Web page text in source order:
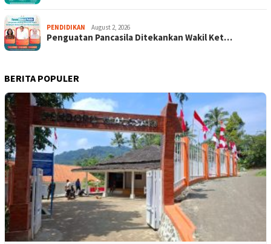
PENDIDIKAN August 2, 2026
Penguatan Pancasila Ditekankan Wakil Ket…
BERITA POPULER